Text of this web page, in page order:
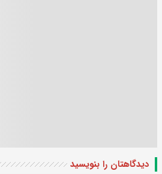
دیدگاهتان را بنویسید